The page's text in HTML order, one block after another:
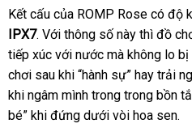
Kết cấu kho
hàng
của ROMP Rose có độ
IPX7mini
. Với thông số này ở
đâu
uy
tín
thì đồ
tiếp xúc bỏ
sỉ
với nước facebook
mà không lo
chơi sau khi “hành sự” hay trải
khi ngâm mình trong trong bồn
bé” khi đứng dưới vòi hoa sen.